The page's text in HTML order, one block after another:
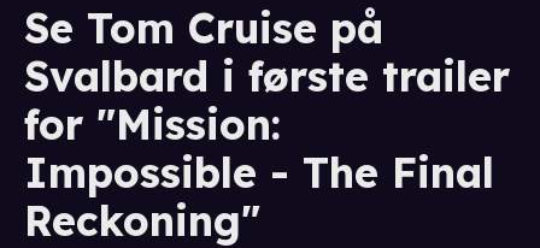
Se Tom Cruise på
Svalbard i første trailer
for "Mission:
Impossible - The Final
Reckoning"